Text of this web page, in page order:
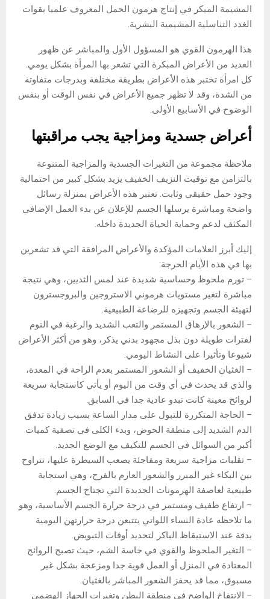
المشيمة المبكر في إنتاج هرمون الحمل المعروف علميا بقوات
الغدد التناسلية المشيمية البشرية.
هذا الهرمون القوي هو المسؤول الأول والمباشر عن ظهور
العديد من الأعراض المبكرة التي تشعر بها المرأة بشكل يومي.
كل امرأة تختبر هذه الأعراض بطريقة مختلفة وبدرجات متفاوتة
من الشدة، وقد لا تظهر جميع الأعراض في نفس الوقت أو بنفس
الوضوح في الأسابيع الأولى.
أعراض جسدية ومزاجية يجب مراقبتها
ملاحظة مجموعة من التغيرات الجسدية والمزاجية المتنوعة
بالتزامن مع توقيت النزيف الخفيف يزيد بشكل كبير من احتمالية
وجود حمل حقيقي وثابت. تعتبر هذه الأعراض بمنزلة رسائل
واضحة ومباشرة يرسلها الجسم للإعلان عن بدء العمل الإضافي
المكثف لدعم وحماية الحياة الجديدة داخله.
إليك أبرز العلامات المؤكدة والأعراض المرافقة التي قد تشعرين
بها في هذه الأيام الحرجة:
– تورم ملحوظ وحساسية شديدة عند لمس الثديين، وهي نتيجة
مباشرة لتغير مستويات هرموني الاستروجين والبروجسترون
لتهيئة الجسم وتجهيزه للرضاعة الطبيعية.
– الشعور بالإرهاق المستمر والتعب الشديد والرغبة في النوم
لفترات طويلة دون بذل مجهود بدني يذكر، وهو من أكثر الأعراض
شيوعا وتأثيرا على النشاط اليومي.
– الغثيان الخفيف أو الشعور المستمر بعدم الراحة في المعدة،
والذي قد يحدث في أي وقت من اليوم أو يأتي كاستجابة سريعة
لروائح معينة كانت تبدو عادية جدا في السابق.
– الحاجة المتكررة للتبول على مدار الساعة بسبب زيادة تدفق
الدم الشديد إلى منطقة الحوض، وبدء الكلى في تصفية كميات
أكبر من السوائل في الجسم للتكيف مع الوضع الجديد.
– تقلبات مزاجية سريعة ومفاجئة يصعب السيطرة عليها، تتراوح
بين البكاء غير المبرر والشعور العارم بالفرح، وهي استجابة
طبيعية لعاصفة الهرمونات الجديدة التي تجتاح الجسم.
– ارتفاع طفيف ومستمر في درجة حرارة الجسم الأساسية، وهو
ما تلاحظه عادة النساء اللواتي يتتبعن درجة حرارتهن اليومية
بدقة عند الاستيقاظ الباكر لتحديد أوقات التبويض.
– التغير الملحوظ والقوي في حاسة الشم، حيث تصبح الروائح
المعتادة في المنزل أو العمل قوية جدا ومزعجة بشكل غير
مسبوق، مما قد يحفز الشعور المباشر بالغثيان.
– الانتفاخ الواضح في منطقة البطن وتغيرات الجهاز الهضمي